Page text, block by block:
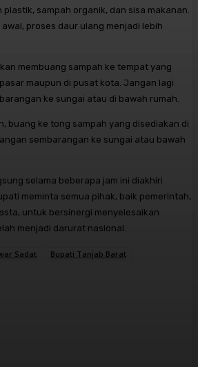
sampah organik, dan sisa makanan.
proses daur ulang menjadi lebih
membuang sampah ke tempat yang
maupun di pusat kota. Jangan lagi
ke sungai atau di bawah rumah.
buang ke tong sampah yang disediakan di
sembarangan ke sungai atau bawah
selama beberapa jam ini diakhiri
meminta semua pihak, baik pemerintah,
untuk bersinergi menyelesaikan
menjadi darurat nasional.
Sadat Bupati Tanjab Barat